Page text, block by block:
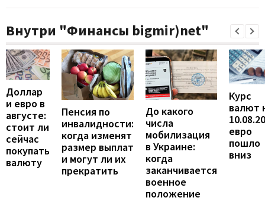
Внутри "Финансы bigmir)net"
Доллар
и евро в
августе:
стоит ли
сейчас
покупать
валюту
Пенсия по
инвалидности:
когда изменят
размер выплат
и могут ли их
прекратить
До какого
числа
мобилизация
в Украине:
когда
заканчивается
военное
положение
Курс
валют
евро
пошло
вниз